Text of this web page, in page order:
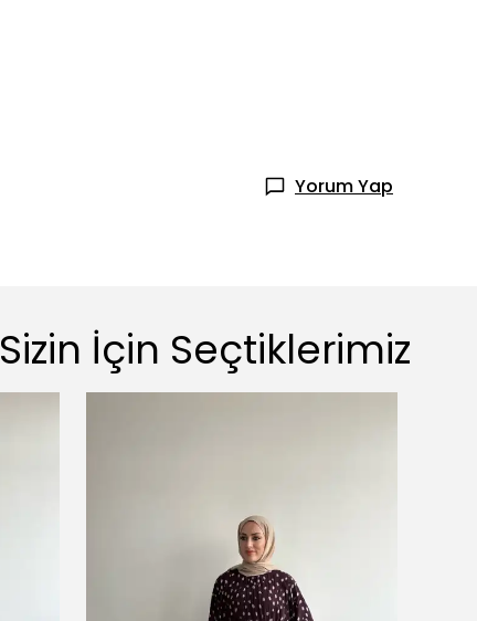
Yorum Yap
Sizin İçin Seçtiklerimiz